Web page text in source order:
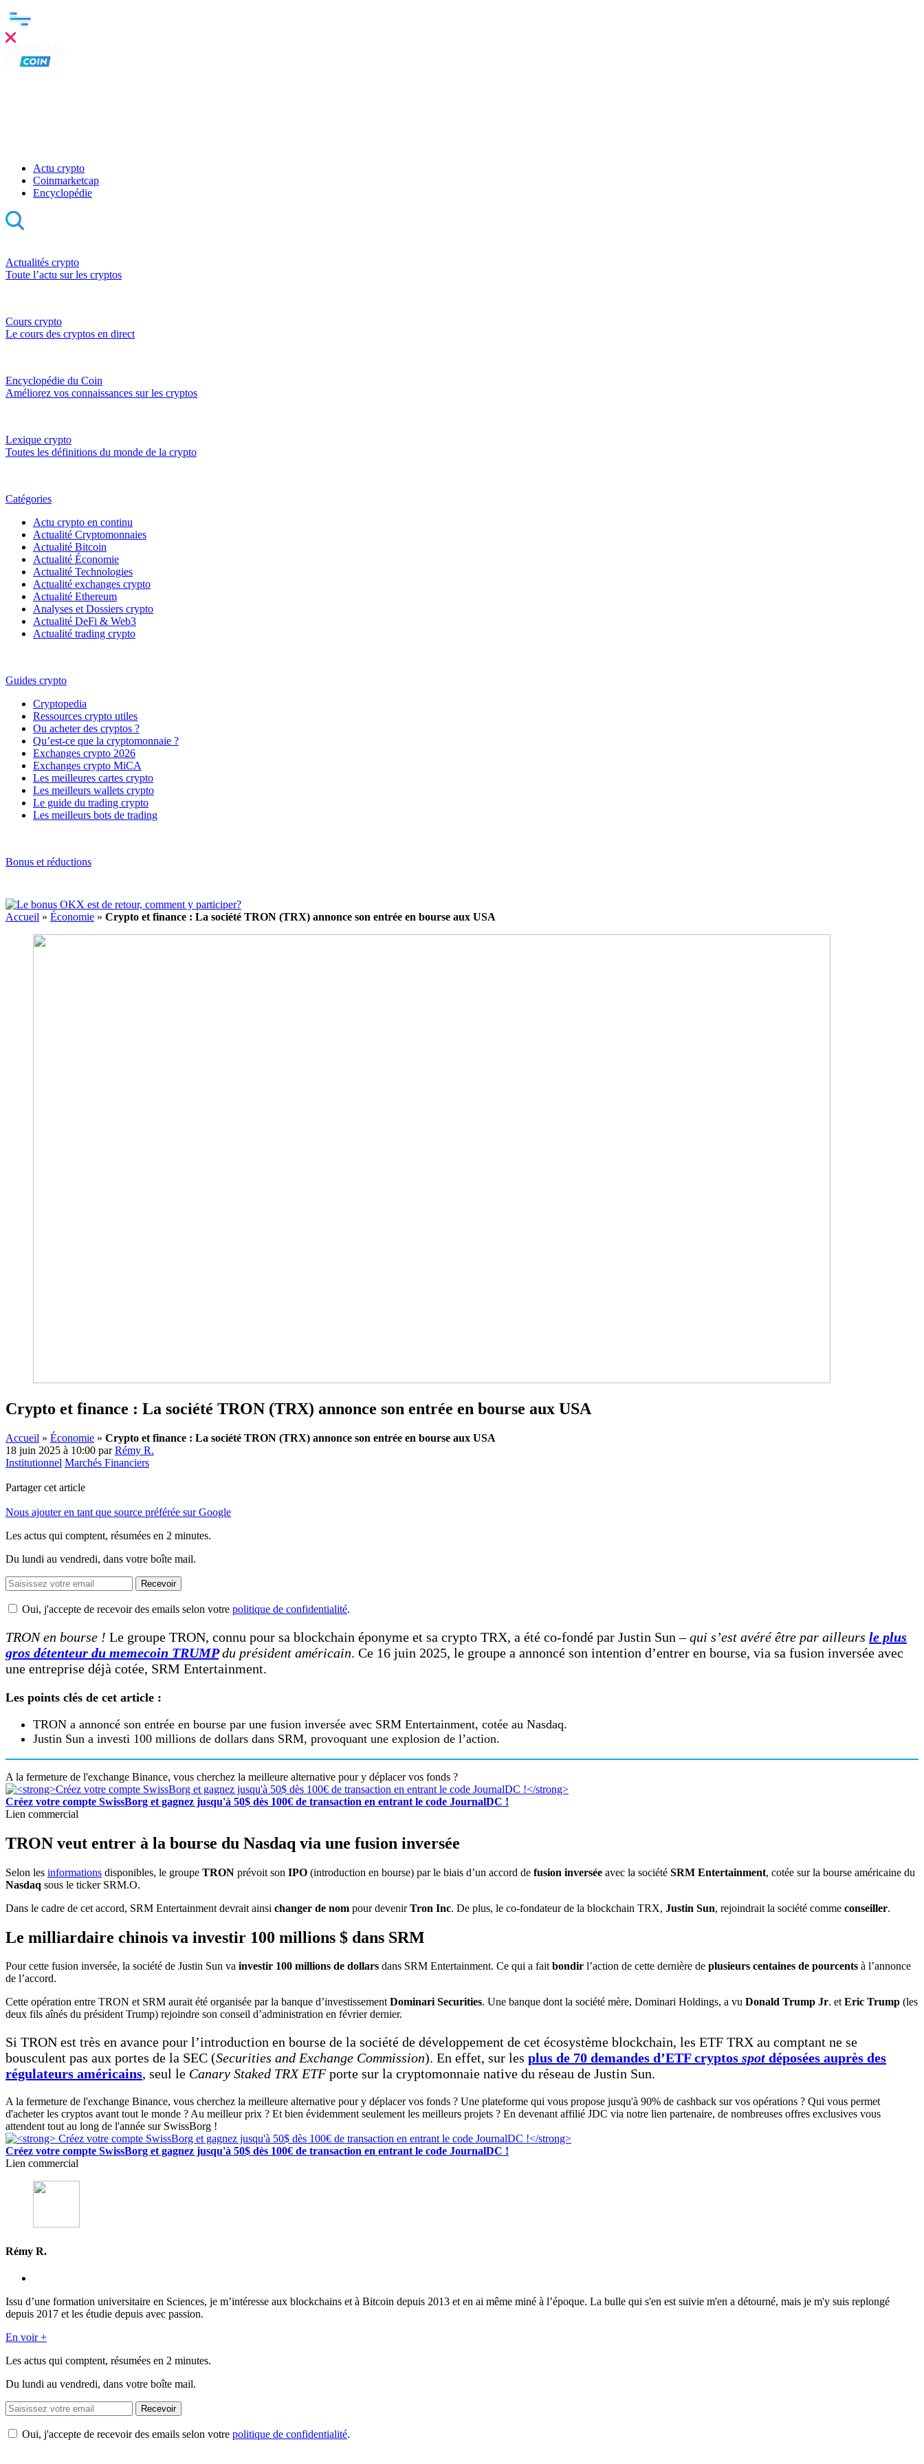
Actu crypto
Coinmarketcap
Encyclopédie
Actualités crypto
Toute l’actu sur les cryptos
Cours crypto
Le cours des cryptos en direct
Encyclopédie du Coin
Améliorez vos connaissances sur les cryptos
Lexique crypto
Toutes les définitions du monde de la crypto
Catégories
Actu crypto en continu
Actualité Cryptomonnaies
Actualité Bitcoin
Actualité Économie
Actualité Technologies
Actualité exchanges crypto
Actualité Ethereum
Analyses et Dossiers crypto
Actualité DeFi & Web3
Actualité trading crypto
Guides crypto
Cryptopedia
Ressources crypto utiles
Ou acheter des cryptos ?
Qu’est-ce que la cryptomonnaie ?
Exchanges crypto 2026
Exchanges crypto MiCA
Les meilleures cartes crypto
Les meilleurs wallets crypto
Le guide du trading crypto
Les meilleurs bots de trading
Bonus et réductions
Accueil » Économie » Crypto et finance : La société TRON (TRX) annonce son entrée en bourse aux USA
Crypto et finance : La société TRON (TRX) annonce son entrée en bourse aux USA
Accueil » Économie » Crypto et finance : La société TRON (TRX) annonce son entrée en bourse aux USA
18 juin 2025 à 10:00 parRémy R.
Institutionnel Marchés Financiers
Partager cet article
Nous ajouter en tant que source préférée sur Google
Les actus qui comptent, résumées en 2 minutes.
Du lundi au vendredi, dans votre boîte mail.
Recevoir
Oui, j'accepte de recevoir des emails selon votre politique de confidentialité.
TRON en bourse ! Le groupe TRON, connu pour sa blockchain éponyme et sa crypto TRX, a été co-fondé par Justin Sun –qui s’est avéré être par ailleurs le plus
gros détenteur du memecoin TRUMP du président américain. Ce 16 juin 2025, le groupe a annoncé son intention d’entrer en bourse, via sa fusion inversée avec
une entreprise déjà cotée, SRM Entertainment.
Les points clés de cet article :
TRON a annoncé son entrée en bourse par une fusion inversée avec SRM Entertainment, cotée au Nasdaq.
Justin Sun a investi 100 millions de dollars dans SRM, provoquant une explosion de l’action.
A la fermeture de l'exchange Binance, vous cherchez la meilleure alternative pour y déplacer vos fonds ?
Créez votre compte SwissBorg et gagnez jusqu'à 50$ dès 100€ de transaction en entrant le code JournalDC !
Lien commercial
TRON veut entrer à la bourse du Nasdaq via une fusion inversée
Selon les informations disponibles, le groupe TRON prévoit son IPO (introduction en bourse) par le biais d’un accord de fusion inversée avec la société SRM Entertainment, cotée sur la bourse américaine du
Nasdaq sous le ticker SRM.O.
Dans le cadre de cet accord, SRM Entertainment devrait ainsi changer de nom pour devenirTron Inc. De plus, le co-fondateur de la blockchain TRX, Justin Sun, rejoindrait la société comme conseiller.
Le milliardaire chinois va investir 100 millions $ dans SRM
Pour cette fusion inversée, la société de Justin Sun va investir 100 millions de dollars dans SRM Entertainment. Ce qui a faitbondir l’action de cette dernière de plusieurs centaines de pourcents à l’annonce
de l’accord.
Cette opération entre TRON et SRM aurait été organisée par la banque d’investissementDominari Securities. Une banque dont la société mère, Dominari Holdings, a vu Donald Trump Jr. etEric Trump (les
deux fils aînés du président Trump) rejoindre son conseil d’administration en février dernier.
Si TRON est très en avance pour l’introduction en bourse de la société de développement de cet écosystème blockchain, les ETF TRX au comptant ne se
bousculent pas aux portes de la SEC (Securities and Exchange Commission). En effet, sur les plus de 70 demandes d’ETF cryptos spot déposées auprès des
régulateurs américains, seul le Canary Staked TRX ETFporte sur la cryptomonnaie native du réseau de Justin Sun.
A la fermeture de l'exchange Binance, vous cherchez la meilleure alternative pour y déplacer vos fonds ? Une plateforme qui vous propose jusqu'à 90% de cashback sur vos opérations ? Qui vous permet
d'acheter les cryptos avant tout le monde ? Au meilleur prix ? Et bien évidemment seulement les meilleurs projets ? En devenant affilié JDC via notre lien partenaire, de nombreuses offres exclusives vous
attendent tout au long de l'année sur SwissBorg !
Créez votre compte SwissBorg et gagnez jusqu'à 50$ dès 100€ de transaction en entrant le code JournalDC !
Lien commercial
Rémy R.
Issu d’une formation universitaire en Sciences, je m’intéresse aux blockchains et à Bitcoin depuis 2013 et en ai même miné à l’époque. La bulle qui s'en est suivie m'en a détourné, mais je m'y suis replongé
depuis 2017 et les étudie depuis avec passion.
En voir +
Les actus qui comptent, résumées en 2 minutes.
Du lundi au vendredi, dans votre boîte mail.
Recevoir
Oui, j'accepte de recevoir des emails selon votre politique de confidentialité.